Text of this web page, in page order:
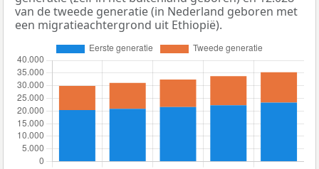
van de tweede generatie (in Nederland geboren met
een migratieachtergrond uit Ethiopië).